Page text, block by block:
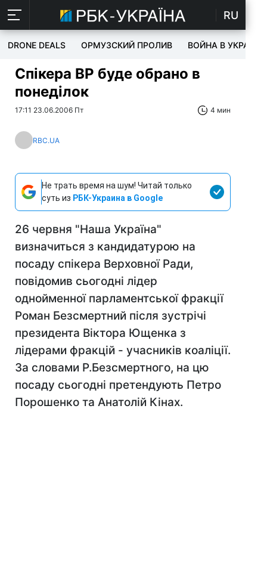
RU
DRONE DEALS ОРМУЗСКИЙ ПРОЛИВ ВОЙНА В УКРАИНЕ
Спікера ВР буде обрано в
понеділок
17:11 23.06.2006 Пт 4 мин
RBC.UA
Не трать время на шум! Читай только
суть из РБК-Украина в Google
26 червня "Наша Україна"
визначиться з кандидатурою на
посаду спікера Верховної Ради,
повідомив сьогодні лідер
однойменної парламентської фракції
Роман Безсмертний після зустрічі
президента Віктора Ющенка з
лідерами фракцій - учасників коаліції.
За словами Р.Безсмертного, на цю
посаду сьогодні претендують Петро
Порошенко та Анатолій Кінах.